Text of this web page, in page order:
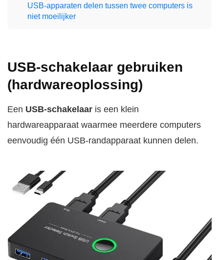
USB-apparaten delen tussen twee computers is
niet moeilijker
USB-schakelaar gebruiken
(hardwareoplossing)
Een USB-schakelaar is een klein
hardwareapparaat waarmee meerdere computers
eenvoudig één USB-randapparaat kunnen delen.